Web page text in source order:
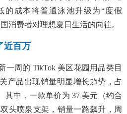
的成本将普通泳池升级为“度假
消费者对理想夏日生活的向往。
近百万
一周的 TikTok 美区花园用品类目
产品出现销量明显增长趋势，占
其中，一款单价为 37 美元（约合
头喷泉支架，销量一路飙升，周